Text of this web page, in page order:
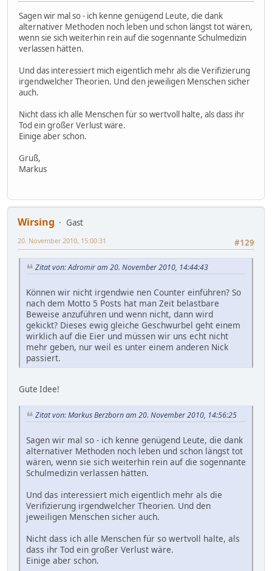
Sagen wir mal so - ich kenne genügend Leute, die dank
alternativer Methoden noch leben und schon längst tot wären,
wenn sie sich weiterhin rein auf die sogennante Schulmedizin
verlassen hätten.
Und das interessiert mich eigentlich mehr als die Verifizierung
irgendwelcher Theorien. Und den jeweiligen Menschen sicher
auch.
Nicht dass ich alle Menschen für so wertvoll halte, als dass ihr
Tod ein großer Verlust wäre.
Einige aber schon.
Gruß,
Markus
Wirsing
Gast
#129
20. November 2010, 15:00:31
Zitat von: Adromir am 20. November 2010, 14:44:43
Können wir nicht irgendwie nen Counter einführen? So
nach dem Motto 5 Posts hat man Zeit belastbare
Beweise anzuführen und wenn nicht, dann wird
gekickt? Dieses ewig gleiche Geschwurbel geht einem
wirklich auf die Eier und müssen wir uns echt nicht
mehr geben, nur weil es unter einem anderen Nick
passiert.
Gute Idee!
Zitat von: Markus Berzborn am 20. November 2010, 14:56:25
Sagen wir mal so - ich kenne genügend Leute, die dank
alternativer Methoden noch leben und schon längst tot
wären, wenn sie sich weiterhin rein auf die sogennante
Schulmedizin verlassen hätten.
Und das interessiert mich eigentlich mehr als die
Verifizierung irgendwelcher Theorien. Und den
jeweiligen Menschen sicher auch.
Nicht dass ich alle Menschen für so wertvoll halte, als
dass ihr Tod ein großer Verlust wäre.
Einige aber schon.